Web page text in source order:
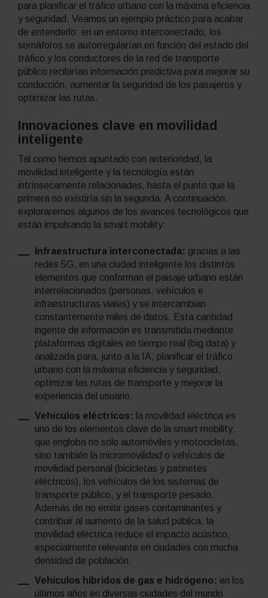
para planificar el tráfico urbano con la máxima eficiencia
y seguridad. Veamos un ejemplo práctico para acabar
de entenderlo: en un entorno interconectado, los
semáforos se autorregularían en función del estado del
tráfico y los conductores de la red de transporte
público recibirían información predictiva para mejorar su
conducción, aumentar la seguridad de los pasajeros y
optimizar las rutas.
Innovaciones clave en movilidad
inteligente
Tal como hemos apuntado con anterioridad, la
movilidad inteligente y la tecnología están
intrínsecamente relacionadas, hasta el punto que la
primera no existiría sin la segunda. A continuación,
exploraremos algunos de los avances tecnológicos que
están impulsando la smart mobility:
Infraestructura interconectada: gracias a las
redes 5G, en una ciudad inteligente los distintos
elementos que conforman el paisaje urbano están
interrelacionados (personas, vehículos e
infraestructuras viales) y se intercambian
constantemente miles de datos. Esta cantidad
ingente de información es transmitida mediante
plataformas digitales en tiempo real (big data) y
analizada para, junto a la IA, planificar el tráfico
urbano con la máxima eficiencia y seguridad,
optimizar las rutas de transporte y mejorar la
experiencia del usuario.
Vehículos eléctricos: la movilidad eléctrica es
uno de los elementos clave de la smart mobility,
que engloba no solo automóviles y motocicletas,
sino también la micromovilidad o vehículos de
movilidad personal (bicicletas y patinetes
eléctricos), los vehículos de los sistemas de
transporte público, y el transporte pesado.
Además de no emitir gases contaminantes y
contribuir al aumento de la salud pública, la
movilidad eléctrica reduce el impacto acústico,
especialmente relevante en ciudades con mucha
densidad de población.
Vehículos híbridos de gas e hidrógeno: en los
últimos años en diversas ciudades del mundo